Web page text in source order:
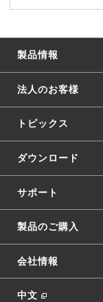
製品情報
法人のお客様
トピックス
ダウンロード
サポート
製品のご購入
会社情報
中文